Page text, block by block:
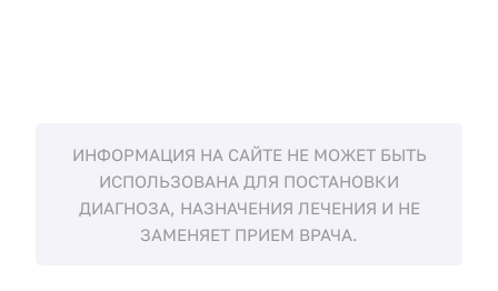
ИНФОРМАЦИЯ НА САЙТЕ НЕ МОЖЕТ БЫТЬ
ИСПОЛЬЗОВАНА ДЛЯ ПОСТАНОВКИ
ДИАГНОЗА, НАЗНАЧЕНИЯ ЛЕЧЕНИЯ И НЕ
ЗАМЕНЯЕТ ПРИЕМ ВРАЧА.